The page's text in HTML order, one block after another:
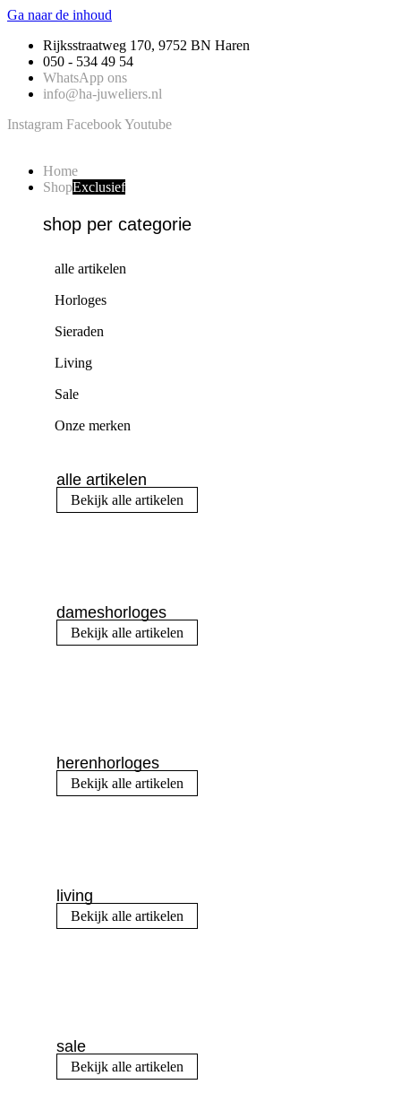
Ga naar de inhoud
Rijksstraatweg 170, 9752 BN Haren
050 - 534 49 54
WhatsApp ons
info@ha-juweliers.nl
Instagram Facebook Youtube
Home
ShopExclusief
shop per categorie
alle artikelen
Horloges
Sieraden
Living
Sale
Onze merken
alle artikelen
Bekijk alle artikelen
dameshorloges
Bekijk alle artikelen
herenhorloges
Bekijk alle artikelen
living
Bekijk alle artikelen
sale
Bekijk alle artikelen